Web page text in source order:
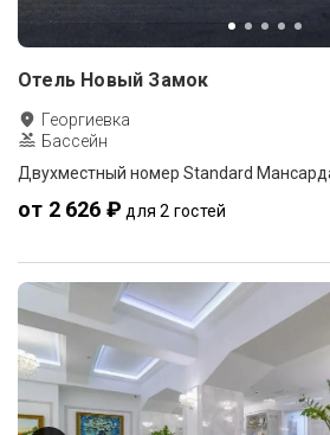
Отель Новый Замок
Георгиевка
Бассейн
Двухместный номер Standard
от 2 626 ₽ для 2 гостей